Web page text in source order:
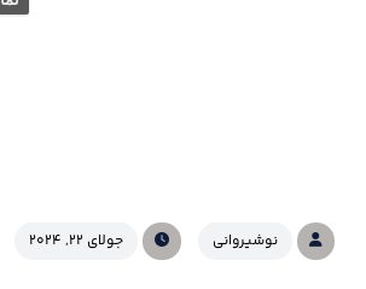
نوشیروانی جولای ۲۲, ۲۰۲۴